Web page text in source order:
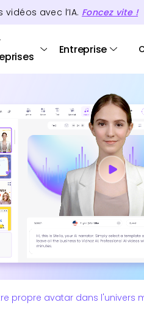
avec l’IA. Foncez vite !
Entreprise
propre avatar dans l'univers